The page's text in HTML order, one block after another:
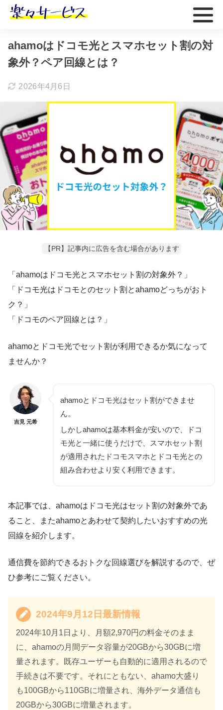
ホーム おすすめ
ahamoはドコモ光とスマホセット割の対
象外？ペア回線とは？
2026年4月6日
【PR】記事内に広告を含む場合があります
「ahamoはドコモ光とスマホセット割の対象外？」
「ドコモ光はドコモとのセット割とahamoどっちがおト
ク？」
「ドコモのペア回線とは？」
ahamoとドコモ光でセット割が利用できるか気になって
ませんか？
吉見 元希
ahamoとドコモ光はセット割ができませ
ん。
しかしahamoは基本料金が安いので、ドコ
モ光と一緒に使うだけで、スマホセット割
が適用されたドコモスマホとドコモ光との
組み合わせより安く利用できます。
本記事では、ahamoはドコモ光はセット割の対象外であ
ること、またahamoとあわせて契約したいおすすめの光
回線を紹介します。
通信費を節約できるおトクな回線選びを解説するので、ぜ
ひ参考にご覧ください。
2024年9月12日最新情報
2024年10月1日より、月額2,970円の料金そのまま
に、ahamoの月間データ容量が20GBから30GBに増
量されます。既存ユーザーも自動的に適用されるので
手続きは不要です。それにともない、ahamo大盛り
も100GBから110GBに増量され、海外データ通信も
20GBから30GBに増量されます。